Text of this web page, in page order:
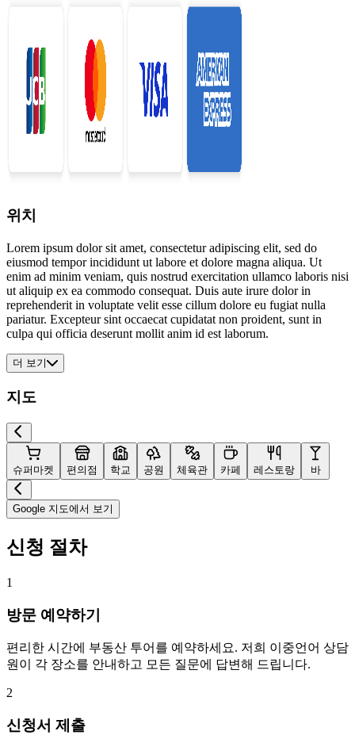
위치
Lorem ipsum dolor sit amet, consectetur adipiscing elit, sed do
eiusmod tempor incididunt ut labore et dolore magna aliqua. Ut
enim ad minim veniam, quis nostrud exercitation ullamco laboris nisi
ut aliquip ex ea commodo consequat. Duis aute irure dolor in
reprehenderit in voluptate velit esse cillum dolore eu fugiat nulla
pariatur. Excepteur sint occaecat cupidatat non proident, sunt in
culpa qui officia deserunt mollit anim id est laborum.
더 보기
지도
슈퍼마켓 편의점 학교 공원 체육관 카페 레스토랑 바
Google 지도에서 보기
신청 절차
1
방문 예약하기
편리한 시간에 부동산 투어를 예약하세요. 저희 이중언어 상담
원이 각 장소를 안내하고 모든 질문에 답변해 드립니다.
2
신청서 제출